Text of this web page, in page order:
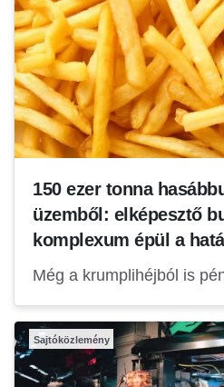
150 ezer tonna
üzemből: elképesztő
komplexum épül a
Még a krumplihéjból is
Sajtóközlemény